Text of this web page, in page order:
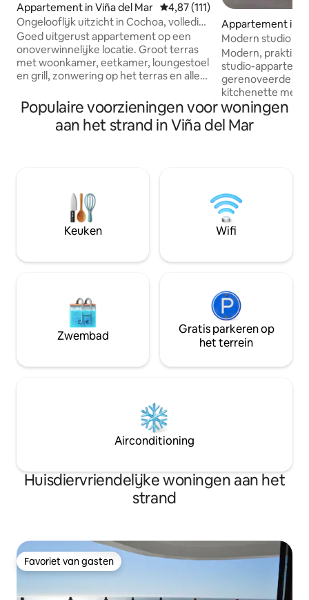
Appartement in Viña del Mar Gemiddelde beoordeling van
4,87 (111)
Ongelooflijk uitzicht in Cochoa, volledig
uitgerust
Goed uitgerust appartement op een
onoverwinnelijke locatie. Groot terras
met woonkamer, eetkamer, loungestoel
en grill, zonwering op het terras en alle
beddengoed, bad- en handdoeken, een
wasmachine, een waslijn, een
stofzuiger, een strijkijzer, een
zomer voor gasten die zeven dagen of
langer verblijven. Parkeren op niveau -1
Appartement in
r
Modern studio
oceaan
Modern,
studio-
gerenoveerde
kitchenette met
aanrechtkeuken
oven. Daarnaast
badkamer met
toeristische en
de stad. Het
uitzicht op de oceaan.
genieten en te
Populaire voorzieningen voor woningen
aan het strand in Viña del Mar
Keuken Wifi
Zwembad
Gratis parkeren op
het terrein
Airconditioning
Huisdiervriendelijke woningen aan het
strand
Favoriet van gasten
Favoriet van gasten